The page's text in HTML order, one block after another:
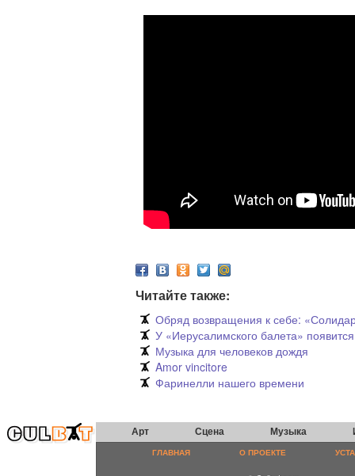
Читайте также:
Обряд возвращения к себе:
У «Иерусалимского балета»
Музыка для человеков дождя
Amor vincitore
Фаринелли нашего времени
Арт Сцена Музыка
ГЛАВНАЯ О ПРОЕКТЕ